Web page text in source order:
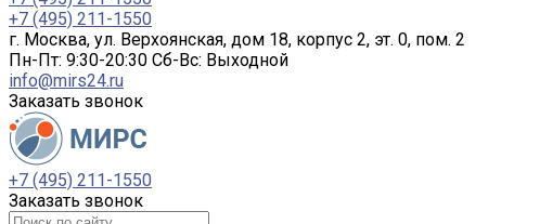
+7 (495) 211-1550
г. Москва, ул. Верхоянская, дом 18, корпус 2, эт. 0, пом. 2
Пн-Пт: 9:30-20:30 Cб-Вс: Выходной
info@mirs24.ru
Заказать звонок
+7 (495) 211-1550
Заказать звонок